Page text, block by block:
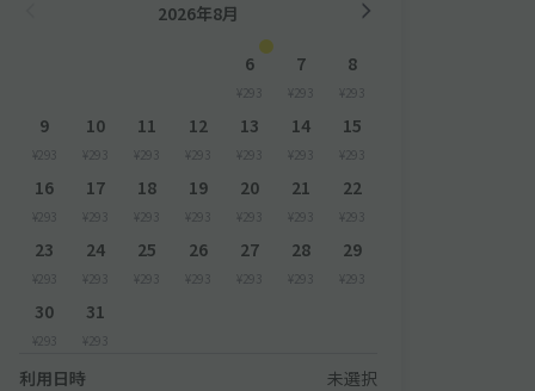
2026年8月
6
¥293
7
¥293
8
¥293
9
¥293
10
¥293
11
¥293
12
¥293
13
¥293
14
¥293
15
¥293
16
¥293
17
¥293
18
¥293
19
¥293
20
¥293
21
¥293
22
¥293
23
¥293
24
¥293
25
¥293
26
¥293
27
¥293
28
¥293
29
¥293
30
¥293
31
¥293
利用日時
未選択